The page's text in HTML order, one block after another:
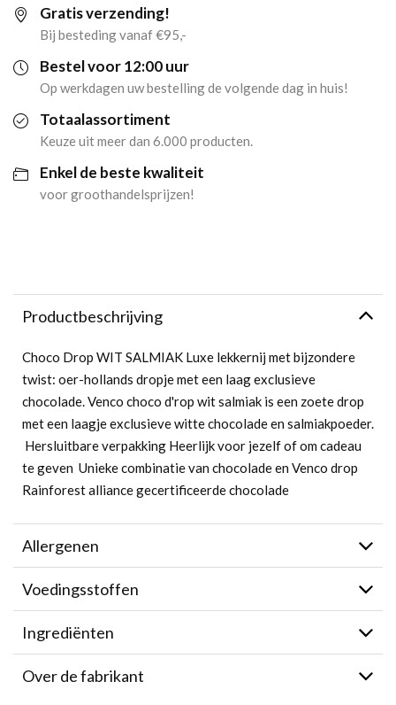
Gratis verzending!
Bij besteding vanaf €95,-
Bestel voor 12:00 uur
Op werkdagen uw bestelling de volgende dag in huis!
Totaalassortiment
Keuze uit meer dan 6.000 producten.
Enkel de beste kwaliteit
voor groothandelsprijzen!
Productbeschrijving
Choco Drop WIT SALMIAK Luxe lekkernij met bijzondere
twist: oer-hollands dropje met een laag exclusieve
chocolade. Venco choco d'rop wit salmiak is een zoete drop
met een laagje exclusieve witte chocolade en salmiakpoeder.
 Hersluitbare verpakking Heerlijk voor jezelf of om cadeau
te geven  Unieke combinatie van chocolade en Venco drop 
Rainforest alliance gecertificeerde chocolade
Allergenen
Voedingsstoffen
Ingrediënten
Over de fabrikant